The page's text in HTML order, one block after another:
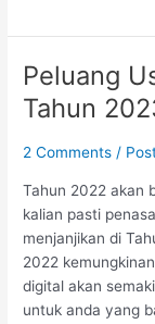
Peluang
Tahun
2 Comments /
Tahun 2022 akan
kalian pasti
menjanjikan di
2022
digital akan
untuk anda yang
Peluang
Usaha
Yang
Tahun
2023